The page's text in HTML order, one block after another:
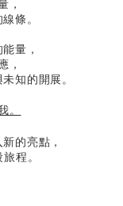
，
條。
量，
，
知的開展。
。
的亮點，
程。